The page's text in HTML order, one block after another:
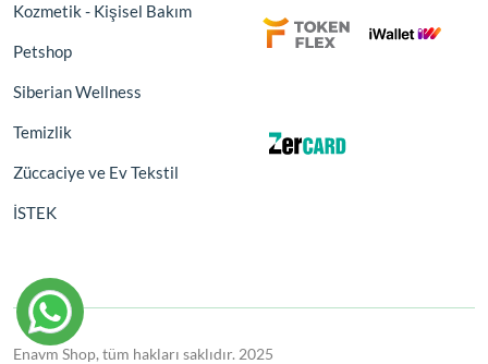
Kozmetik - Kişisel Bakım
Petshop
Siberian Wellness
Temizlik
Züccaciye ve Ev Tekstil
İSTEK
Enavm Shop, tüm hakları saklıdır. 2025